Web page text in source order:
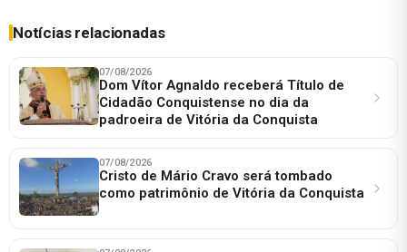
Notícias relacionadas
07/08/2026
Dom Vítor Agnaldo receberá Título de
Cidadão Conquistense no dia da
padroeira de Vitória da Conquista
07/08/2026
Cristo de Mário Cravo será tombado
como patrimônio de Vitória da Conquista